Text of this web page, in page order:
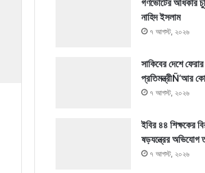
গণভোটের অধিকার
নাহিদ ইসলাম
৭ আগস্ট, ২০২৬
সাকিবের দেশে
প্রতিমন্ত্রীÑ‘আর
৭ আগস্ট, ২০২৬
ইবির ৪৪ শিক্ষকের
ষড়যন্ত্রের অভিযোগ
৭ আগস্ট, ২০২৬